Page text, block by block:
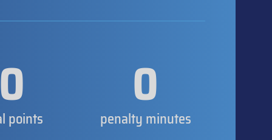
points 0
penalty minutes